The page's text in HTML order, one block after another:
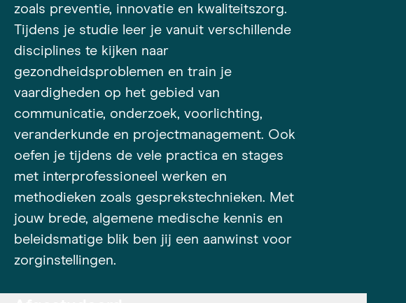
zoals preventie, innovatie en kwaliteitszorg.
Tijdens je studie leer je vanuit verschillende
disciplines te kijken naar
gezondheidsproblemen en train je
vaardigheden op het gebied van
communicatie, onderzoek, voorlichting,
veranderkunde en projectmanagement. Ook
oefen je tijdens de vele practica en stages
met interprofessioneel werken en
methodieken zoals gesprekstechnieken. Met
jouw brede, algemene medische kennis en
beleidsmatige blik ben jij een aanwinst voor
zorginstellingen.